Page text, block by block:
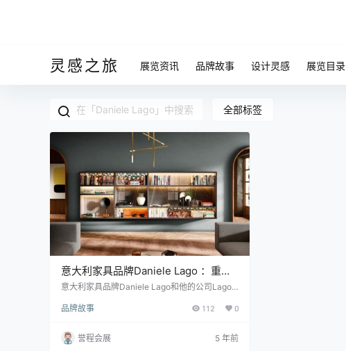
灵感之旅 展览资讯 品牌故事 设计灵感 展览目录
全部标签
意大利家具品牌Daniele Lago ：重要
的是“永不停止”
意大利家具品牌Daniele Lago和他的公司Lago
和Lagolinea，创造力和功能性再一次体现了个
这是宣言中概述Lago思维关键要素的11个要点之
一，此外，领导公司的Daniele Lago一直认为设
品牌故事 112 0
誉程会展
5 年前